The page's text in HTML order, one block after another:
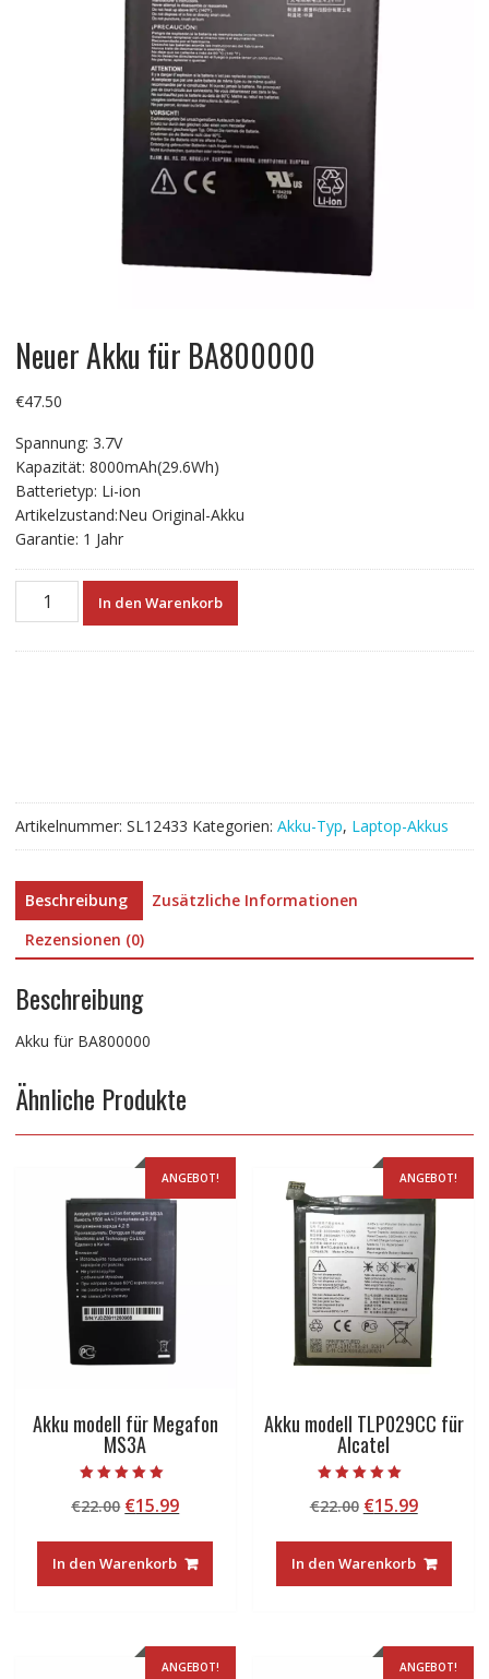
Neuer Akku für BA800000
€47.50
Spannung: 3.7V
Kapazität: 8000mAh(29.6Wh)
Batterietyp: Li-ion
Artikelzustand:Neu Original-Akku
Garantie: 1 Jahr
Neuer
Akku
In den Warenkorb
Artikelnummer: SL12433 Kategorien: Akku-Typ, Laptop-Akkus
Beschreibung
Zusätzliche Informationen
Rezensionen (0)
Beschreibung
Akku für BA800000
Ähnliche Produkte
ANGEBOT!
Akku modell für Megafon
MS3A
5.00
von 5
€22.00 Ursprünglicher
war:
€22.00
€15.99Aktueller
ist:
€15.99.
In den Warenkorb
ANGEBOT!
Akku modell TLP029CC für
Alcatel
5.00
von 5
€22.00 Ursprünglicher
war:
€22.00
€15.99
ist:
€15.99.
In den Warenkorb
ANGEBOT! ANGEBOT!